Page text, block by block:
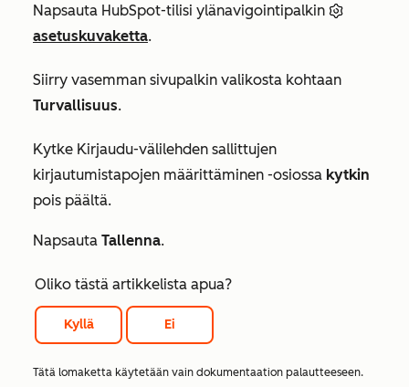
Napsauta HubSpot-tilisi ylänavigointipalkin
asetuskuvaketta.
Siirry vasemman sivupalkin valikosta kohtaan
Turvallisuus.
Kytke Kirjaudu-välilehden sallittujen
kirjautumistapojen määrittäminen -osiossa kytkin
pois päältä.
Napsauta Tallenna.
Oliko tästä artikkelista apua?
Kyllä Ei
Tätä lomaketta käytetään vain dokumentaation palautteeseen.